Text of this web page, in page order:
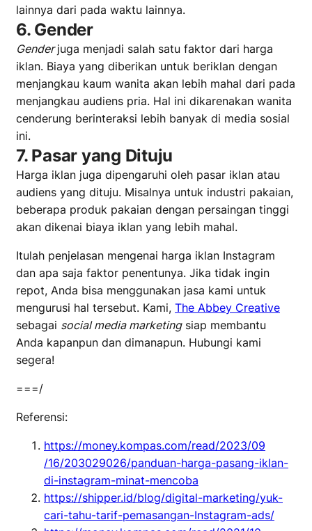
lainnya dari pada waktu lainnya.
6. Gender
Genderjuga menjadi salah satu faktor dari harga
iklan. Biaya yang diberikan untuk beriklan dengan
menjangkau kaum wanita akan lebih mahal dari pada
menjangkau audiens pria. Hal ini dikarenakan wanita
cenderung berinteraksi lebih banyak di media sosial
ini.
7. Pasar yang Dituju
Harga iklan juga dipengaruhi oleh pasar iklan atau
audiens yang dituju. Misalnya untuk industri pakaian,
beberapa produk pakaian dengan persaingan tinggi
akan dikenai biaya iklan yang lebih mahal.
Itulah penjelasan mengenai harga iklan Instagram
dan apa saja faktor penentunya. Jika tidak ingin
repot, Anda bisa menggunakan jasa kami untuk
mengurusi hal tersebut. Kami, The Abbey Creative
sebagai social media marketingsiap membantu
Anda kapanpun dan dimanapun. Hubungi kami
segera!
===/
Referensi:
https://money.kompas.com/read/2023/09
/16/203029026/panduan-harga-pasang-iklan-
di-instagram-minat-mencoba
https://shipper.id/blog/digital-marketing/yuk-
cari-tahu-tarif-pemasangan-Instagram-ads/